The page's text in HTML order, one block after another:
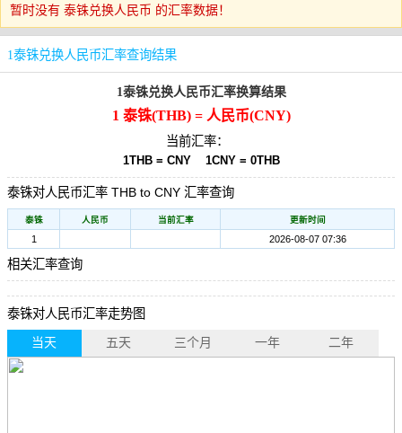
暂时没有 泰铢兑换人民币 的汇率数据！
1泰铢兑换人民币汇率查询结果
1泰铢兑换人民币汇率换算结果
1 泰铢(THB) = 人民币(CNY)
当前汇率：
1THB = CNY 1CNY = 0THB
泰铢对人民币汇率 THB to CNY 汇率查询
泰铢 人民币 当前汇率 更新时间
1 2026-08-07 07:36
相关汇率查询
泰铢对人民币汇率走势图
当天 五天 三个月 一年 二年